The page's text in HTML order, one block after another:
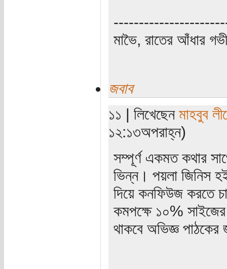
মাভৈ, রাতের আঁধার
জবাব
১১ | লিখেছেন মাহবুব
১২:১৩অপরাহ্ন)
সম্পূর্ণ একমত কথার
ভিন্ন। পয়লা জিনিস
দিয়ে কনফিউজ করতে
কমপক্ষে ১০% সাইজের
থাকবে অভিজ্ঞ পাঠকের